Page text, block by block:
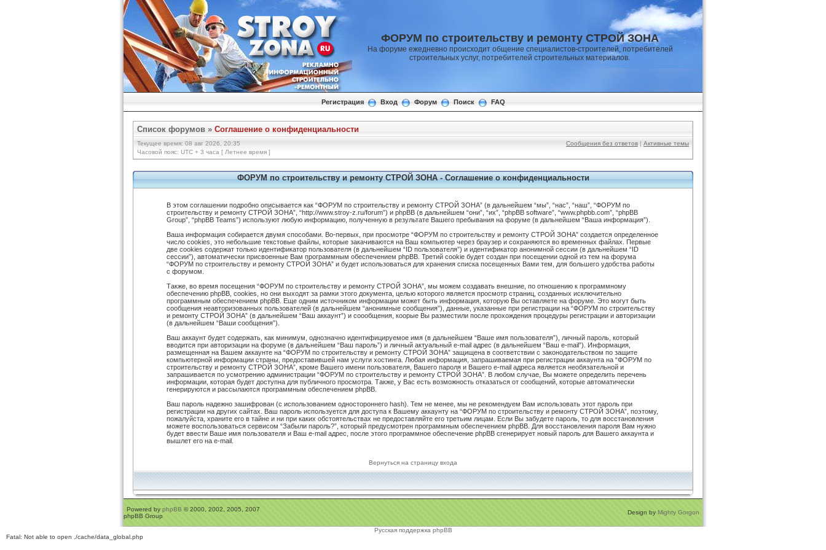
ФОРУМ по строительству и ремонту СТРОЙ ЗОНА
На форуме ежедневно происходит общение специалистов-строителей, потребителей
строительных услуг, потребителей строительных материалов.
Регистрация Вход Форум Поиск FAQ
Список форумов » Соглашение о конфиденциальности
Текущее время: 08 авг 2026, 20:35
Часовой пояс: UTC + 3 часа [ Летнее время ]
Сообщения без ответов | Активные темы
ФОРУМ по строительству и ремонту СТРОЙ ЗОНА - Соглашение о конфиденциальности
В этом соглашении подробно описывается как “ФОРУМ по строительству и ремонту СТРОЙ ЗОНА” (в дальнейшем “мы”, “нас”, “наш”, “ФОРУМ по
строительству и ремонту СТРОЙ ЗОНА”, “http://www.stroy-z.ru/forum”) и phpBB (в дальнейшем “они”, “их”, “phpBB software”, “www.phpbb.com”, “phpBB
Group”, “phpBB Teams”) используют любую информацию, полученную в результате Вашего пребывания на форуме (в дальнейшем “Ваша информация”).
Ваша информация собирается двумя способами. Во-первых, при просмотре “ФОРУМ по строительству и ремонту СТРОЙ ЗОНА” создается определенное
число cookies, это небольшие текстовые файлы, которые закачиваются на Ваш компьютер через браузер и сохраняются во временных файлах. Первые
две cookies содержат только идентификатор пользователя (в дальнейшем “ID пользователя”) и идентификатор анонимной сессии (в дальнейшем “ID
сессии”), автоматически присвоенные Вам программным обеспечением phpBB. Третий cookie будет создан при посещении одной из тем на форума
“ФОРУМ по строительству и ремонту СТРОЙ ЗОНА” и будет использоваться для хранения списка посещенных Вами тем, для большего удобства работы
с форумом.
Также, во время посещения “ФОРУМ по строительству и ремонту СТРОЙ ЗОНА”, мы можем создавать внешние, по отношению к программному
обеспечению phpBB, cookies, но они выходят за рамки этого документа, целью которого является просмотр страниц, созданных исключительно
программным обеспечением phpBB. Еще одним источником информации может быть информация, которую Вы оставляете на форуме. Это могут быть
сообщения неавторизованных пользователей (в дальнейшем “анонимные сообщения”), данные, указанные при регистрации на “ФОРУМ по строительству
и ремонту СТРОЙ ЗОНА” (в дальнейшем “Ваш аккаунт”) и соообщения, коорые Вы разместили после прохождения процедуры регистрации и авторизации
(в дальнейшем “Ваши сообщения”).
Ваш аккаунт будет содержать, как минимум, однозначно идентифицируемое имя (в дальнейшем “Ваше имя пользователя”), личный пароль, который
вводится при авторизации на форуме (в дальнейшем “Ваш пароль”) и личный актуальный e-mail адрес (в дальнейшем “Ваш e-mail”). Информация,
размещенная на Вашем аккаунте на “ФОРУМ по строительству и ремонту СТРОЙ ЗОНА” защищена в соответствии с законодательством по защите
компьютерной информации страны, предоставившей нам услуги хостинга. Любая информация, запрашиваемая при регистрации аккаунта на “ФОРУМ по
строительству и ремонту СТРОЙ ЗОНА”, кроме Вашего имени пользователя, Вашего пароля и Вашего e-mail адреса является необязательной и
запрашивается по усмотрению администрации “ФОРУМ по строительству и ремонту СТРОЙ ЗОНА”. В любом случае, Вы можете определить перечень
информации, которая будет доступна для публичного просмотра. Также, у Вас есть возможность отказаться от сообщений, которые автоматически
генерируются и рассылаются программным обеспечением phpBB.
Ваш пароль надежно зашифрован (с использованием одностороннего hash). Тем не менее, мы не рекомендуем Вам использовать этот пароль при
регистрации на других сайтах. Ваш пароль используется для доступа к Вашему аккаунту на “ФОРУМ по строительству и ремонту СТРОЙ ЗОНА”, поэтому,
пожалуйста, храните его в тайне и ни при каких обстоятельствах не предоставляйте его третьим лицам. Если Вы забудете пароль, то для восстановления
можете воспользоваться сервисом “Забыли пароль?”, который предусмотрен программным обеспечением phpBB. Для восстановления пароля Вам нужно
будет ввести Ваше имя пользователя и Ваш e-mail адрес, после этого программное обеспечение phpBB сгенерирует новый пароль для Вашего аккаунта и
вышлет его на e-mail.
Вернуться на страницу входа
Powered by phpBB © 2000, 2002, 2005, 2007
phpBB Group
Design by Mighty Gorgon
Русская поддержка phpBB
Fatal: Not able to open ./cache/data_global.php